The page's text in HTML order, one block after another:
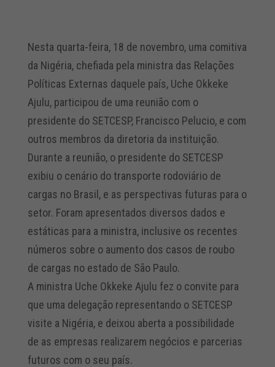
Nesta quarta-feira, 18 de novembro, uma comitiva
da Nigéria, chefiada pela ministra das Relações
Políticas Externas daquele país, Uche Okkeke
Ajulu, participou de uma reunião com o
presidente do SETCESP, Francisco Pelucio, e com
outros membros da diretoria da instituição.
Durante a reunião, o presidente do SETCESP
exibiu o cenário do transporte rodoviário de
cargas no Brasil, e as perspectivas futuras para o
setor. Foram apresentados diversos dados e
estáticas para a ministra, inclusive os recentes
números sobre o aumento dos casos de roubo
de cargas no estado de São Paulo.
A ministra Uche Okkeke Ajulu fez o convite para
que uma delegação representando o SETCESP
visite a Nigéria, e deixou aberta a possibilidade
de as empresas realizarem negócios e parcerias
futuros com o seu país.